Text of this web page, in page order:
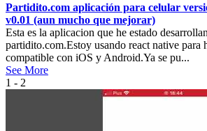
Partidito.com aplicación para celular
v0.01 (aun mucho que mejorar)
Esta es la aplicacion que he estado
partidito.com.Estoy usando react native para
compatible con iOS y Android.Ya se pu...
See More
1 - 2